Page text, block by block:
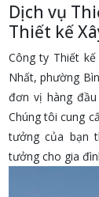
Dịch vụ
Thiết kế
Công ty Thiết
Nhất, phường
đơn vị hàng
Chúng tôi cung
tưởng của bạn
tưởng cho gia